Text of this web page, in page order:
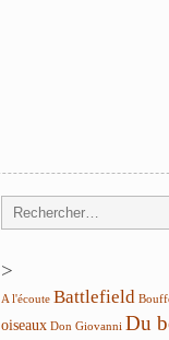
>
A l'écoute Battlefield
oiseaux Don Giovanni Du